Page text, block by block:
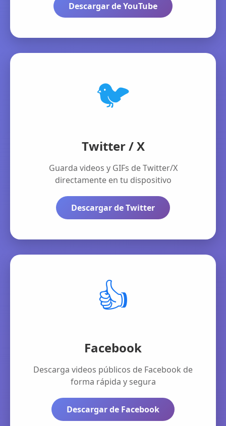
Descargar de YouTube
🐦
Twitter / X
Guarda videos y GIFs de Twitter/X
directamente en tu dispositivo
Descargar de Twitter
👍
Facebook
Descarga videos públicos de Facebook de
forma rápida y segura
Descargar de Facebook